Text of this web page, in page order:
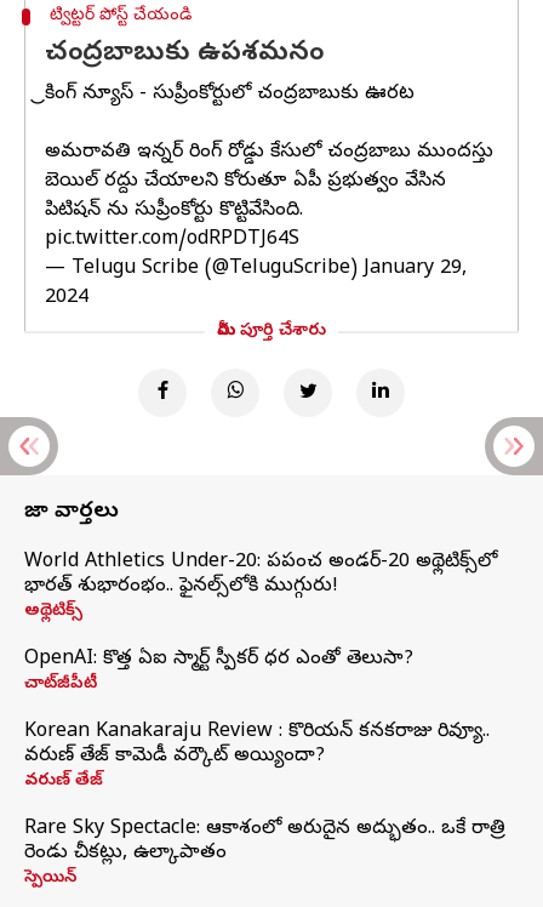
ట్విట్టర్ పోస్ట్ చేయండి
చంద్రబాబుకు ఉపశమనం
బ్రేకింగ్ న్యూస్ - సుప్రీంకోర్టులో చంద్రబాబుకు ఊరట
అమరావతి ఇన్నర్ రింగ్ రోడ్డు కేసులో చంద్రబాబు ముందస్తు
బెయిల్ రద్దు చేయాలని కోరుతూ ఏపీ ప్రభుత్వం వేసిన
పిటిషన్ ను సుప్రీంకోర్టు కొట్టివేసింది.
pic.twitter.com/odRPDTJ64S
— Telugu Scribe (@TeluguScribe)January 29,
2024
మీరు పూర్తి చేశారు
తాజా వార్తలు
World Athletics Under-20: ప్రపంచ అండర్-20 అథ్లెటిక్స్‌లో
భారత్‌ శుభారంభం.. ఫైనల్స్‌లోకి ముగ్గురు!
అథ్లెటిక్స్
OpenAI: కొత్త ఏఐ స్మార్ట్ స్పీకర్ ధర ఎంతో తెలుసా?
చాట్‌జీపీటీ
Korean Kanakaraju Review : కొరియన్ కనకరాజు రివ్యూ..
వరుణ్ తేజ్ కామెడీ వర్కౌట్ అయ్యిందా?
వరుణ్ తేజ్
Rare Sky Spectacle: ఆకాశంలో అరుదైన అద్భుతం.. ఒకే రాత్రి
రెండు చీకట్లు, ఉల్కాపాతం
స్పెయిన్